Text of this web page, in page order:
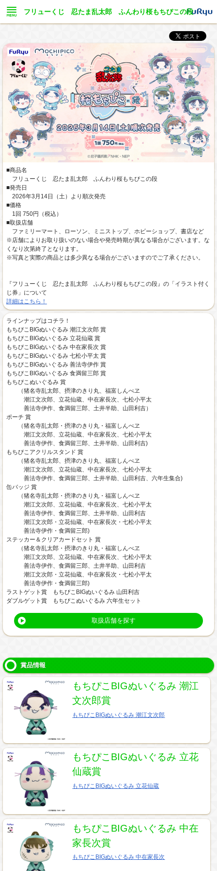
フリューくじ 忍たま乱太郎 ふんわり桜もちぴこの段
■商品名
フリューくじ 忍たま乱太郎 ふんわり桜もちぴこの段
■発売日
2026年3月14日（土）より順次発売
■価格
1回 750円（税込）
■取扱店舗
ファミリーマート、ローソン、ミニストップ、ホビーショップ、書店など
※店舗によりお取り扱いのない場合や発売時期が異なる場合がございます。な
くなり次第終了となります。
※写真と実際の商品とは多少異なる場合がございますのでご了承ください。
『フリューくじ 忍たま乱太郎 ふんわり桜もちぴこの段』の「イラスト付く
じ券」について
詳細はこちら！
ラインナップはコチラ！
もちぴこBIGぬいぐるみ 潮江文次郎 賞
もちぴこBIGぬいぐるみ 立花仙蔵 賞
もちぴこBIGぬいぐるみ 中在家長次 賞
もちぴこBIGぬいぐるみ 七松小平太 賞
もちぴこBIGぬいぐるみ 善法寺伊作 賞
もちぴこBIGぬいぐるみ 食満留三郎 賞
もちぴこぬいぐるみ 賞
（猪名寺乱太郎、摂津のきり丸、福富しんべヱ
潮江文次郎、立花仙蔵、中在家長次、七松小平太
善法寺伊作、食満留三郎、土井半助、山田利吉）
ポーチ 賞
（猪名寺乱太郎・摂津のきり丸・福富しんべヱ
潮江文次郎、立花仙蔵、中在家長次、七松小平太
善法寺伊作、食満留三郎、土井半助、山田利吉)
もちぴこアクリルスタンド 賞
（猪名寺乱太郎、摂津のきり丸、福富しんべヱ
潮江文次郎、立花仙蔵、中在家長次、七松小平太
善法寺伊作、食満留三郎、土井半助、山田利吉、六年生集合)
缶バッジ 賞
（猪名寺乱太郎・摂津のきり丸・福富しんべヱ
潮江文次郎、立花仙蔵、中在家長次、七松小平太
善法寺伊作、食満留三郎、土井半助、山田利吉
潮江文次郎・立花仙蔵、中在家長次・七松小平太
善法寺伊作・食満留三郎)
ステッカー＆クリアカードセット 賞
（猪名寺乱太郎・摂津のきり丸・福富しんべヱ
潮江文次郎、立花仙蔵、中在家長次、七松小平太
善法寺伊作、食満留三郎、土井半助、山田利吉
潮江文次郎・立花仙蔵、中在家長次・七松小平太
善法寺伊作・食満留三郎)
ラストゲット賞 もちぴこBIGぬいぐるみ 山田利吉
ダブルゲット賞 もちぴこぬいぐるみ 六年生セット
取扱店舗を探す
賞品情報
もちぴこBIGぬいぐるみ 潮江
文次郎賞
もちぴこBIGぬいぐるみ 潮江文次郎
もちぴこBIGぬいぐるみ 立花
仙蔵賞
もちぴこBIGぬいぐるみ 立花仙蔵
もちぴこBIGぬいぐるみ 中在
家長次賞
もちぴこBIGぬいぐるみ 中在家長次